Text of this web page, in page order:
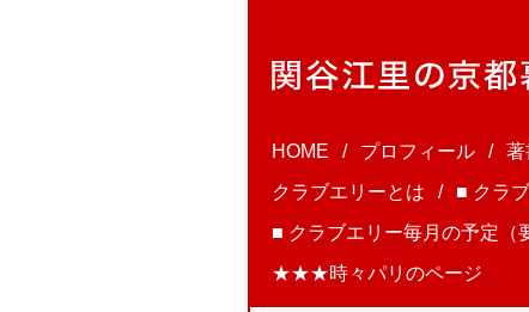
HOME プロフィール 著
クラブエリーとは
■ クラ
■ クラブエリー毎月の予定（
★★★時々パリのページ